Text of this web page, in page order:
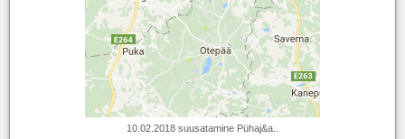
10.02.2018 suusatamine Pühaj&a..